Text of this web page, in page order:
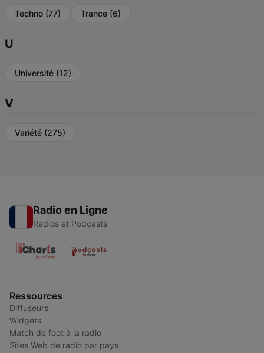
Techno (77) Trance (6)
U
Université (12)
V
Variété (275)
Radio en Ligne
Radios et Podcasts
Ressources
Diffuseurs
Widgets
Match de foot à la radio
Sites Web de radio par pays